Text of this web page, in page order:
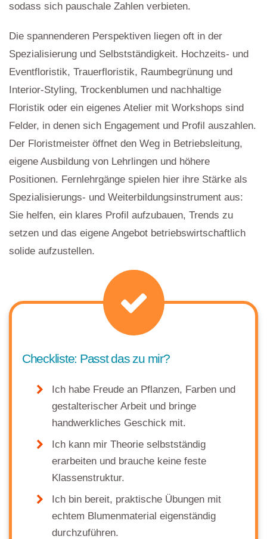
sodass sich pauschale Zahlen verbieten.
Die spannenderen Perspektiven liegen oft in der
Spezialisierung und Selbstständigkeit. Hochzeits- und
Eventfloristik, Trauerfloristik, Raumbegrünung und
Interior-Styling, Trockenblumen und nachhaltige
Floristik oder ein eigenes Atelier mit Workshops sind
Felder, in denen sich Engagement und Profil auszahlen.
Der Floristmeister öffnet den Weg in Betriebsleitung,
eigene Ausbildung von Lehrlingen und höhere
Positionen. Fernlehrgänge spielen hier ihre Stärke als
Spezialisierungs- und Weiterbildungsinstrument aus:
Sie helfen, ein klares Profil aufzubauen, Trends zu
setzen und das eigene Angebot betriebswirtschaftlich
solide aufzustellen.
Checkliste: Passt das zu mir?
Ich habe Freude an Pflanzen, Farben und
gestalterischer Arbeit und bringe
handwerkliches Geschick mit.
Ich kann mir Theorie selbstständig
erarbeiten und brauche keine feste
Klassenstruktur.
Ich bin bereit, praktische Übungen mit
echtem Blumenmaterial eigenständig
durchzuführen.